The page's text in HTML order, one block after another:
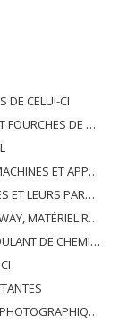
DE CELUI-CI
CELLES-CI, EN METAL DE BASE
PARTIES DE CELLES-CI
SON EN TÉLÉVISION, PIÈCES ET ACCESSOIRES DE TELS ARTICLES
DE TRAFIC MÉCANIQUE (Y COMPRIS ÉLECTRO-MÉCANIQUE) DE TOUS TYPES
LEURS PIÈCES ET ACCESSOIRES
OU DE CHIRURGIE; PIÈCES ET ACCESSOIRES